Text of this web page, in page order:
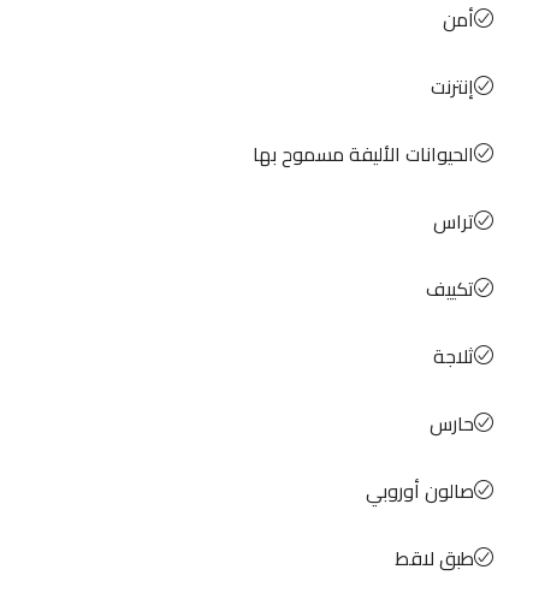
أمن
إنترنت
الحيوانات الأليفة مسموح بها
تراس
تكييف
ثلاجة
حارس
صالون أوروبي
طبق لاقط